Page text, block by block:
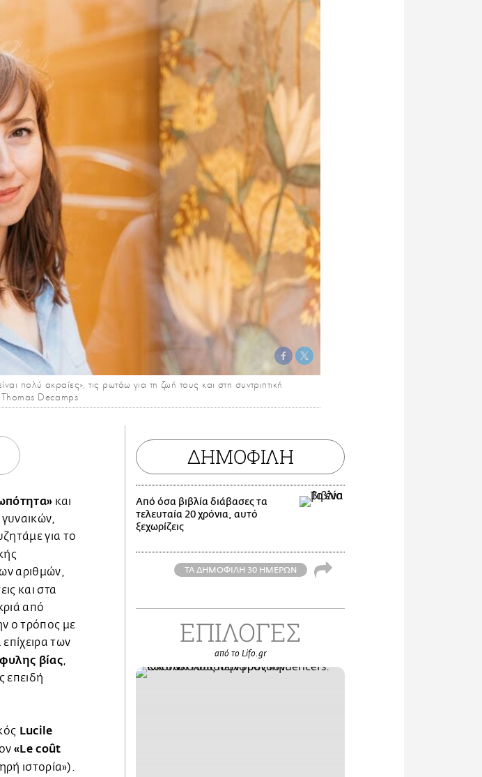
πολύ ακραίες», τις ρωτάω για τη ζωή τους και στη συντριπτική
Thomas Decamps
και
γυναικών,
για το
αριθμών,
και στα
από
ο τρόπος με
των
βίας,
επειδή
Lucile
«Le coût
ιστορία»).
ΔΗΜΟΦΙΛΗ
Από όσα βιβλία διάβασες τα
τελευταία 20 χρόνια, αυτό
ξεχωρίζεις
ΤΑ ΔΗΜΟΦΙΛΗ 30 ΗΜΕΡΩΝ
ΕΠΙΛΟΓΕΣ
από το Lifo.gr